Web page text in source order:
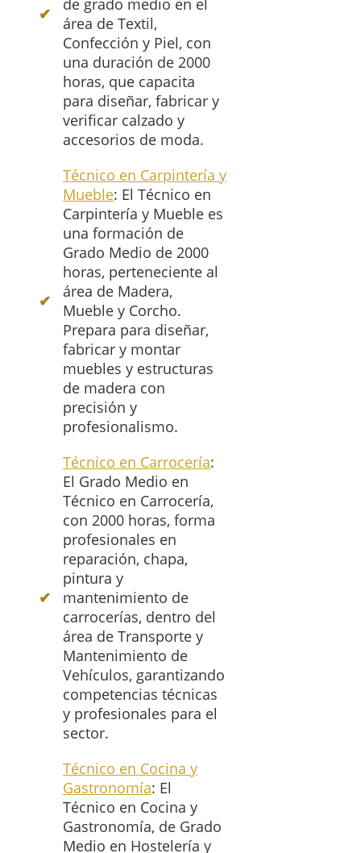
de grado medio en el
área de Textil,
Confección y Piel, con
una duración de 2000
horas, que capacita
para diseñar, fabricar y
verificar calzado y
accesorios de moda.
Técnico en Carpintería y
Mueble: El Técnico en
Carpintería y Mueble es
una formación de
Grado Medio de 2000
horas, perteneciente al
área de Madera,
Mueble y Corcho.
Prepara para diseñar,
fabricar y montar
muebles y estructuras
de madera con
precisión y
profesionalismo.
Técnico en Carrocería:
El Grado Medio en
Técnico en Carrocería,
con 2000 horas, forma
profesionales en
reparación, chapa,
pintura y
mantenimiento de
carrocerías, dentro del
área de Transporte y
Mantenimiento de
Vehículos, garantizando
competencias técnicas
y profesionales para el
sector.
Técnico en Cocina y
Gastronomía: El
Técnico en Cocina y
Gastronomía, de Grado
Medio en Hostelería y